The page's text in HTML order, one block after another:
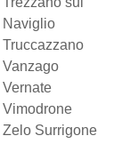
Naviglio
Truccazzano
Vanzago
Vernate
Vimodrone
Zelo Surrigone